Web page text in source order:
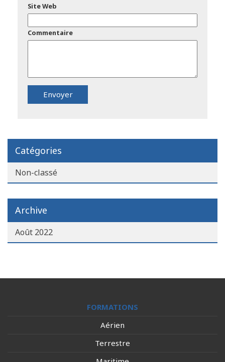
Site Web
Commentaire
Catégories
Non-classé
Archive
Août 2022
FORMATIONS
Aérien
Terrestre